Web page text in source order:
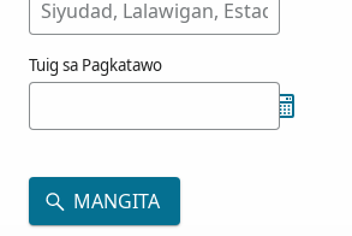
Tuig sa Pagkatawo
MANGITA